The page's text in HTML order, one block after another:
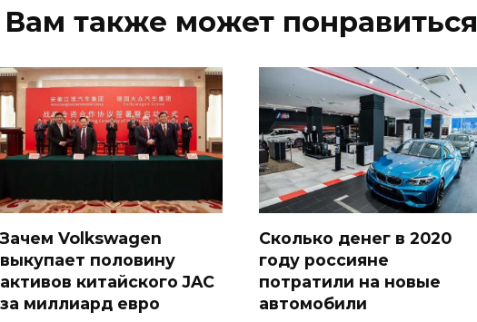
Вам также может понравиться
Зачем Volkswagen
выкупает половину
активов китайского JAC
за миллиард евро
Сколько денег в 2020
году россияне
потратили на новые
автомобили